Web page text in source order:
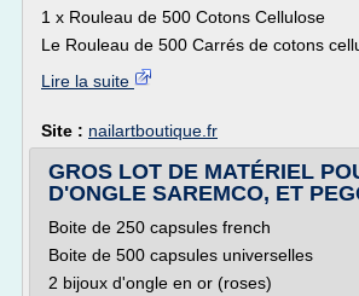
1 x Rouleau de 500 Cotons Cellulose
Le Rouleau de 500 Carrés de cotons
Lire la suite
Site : nailartboutique.fr
GROS LOT DE MATÉRIEL
D'ONGLE SAREMCO, ET
Boite de 250 capsules french
Boite de 500 capsules universelles
2 bijoux d'ongle en or (roses)